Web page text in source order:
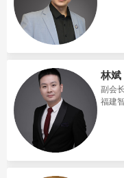
林斌
副会长
福建